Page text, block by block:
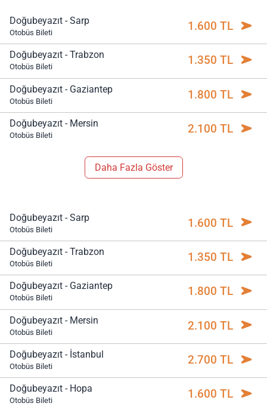
Doğubeyazıt - Sarp
Otobüs Bileti 1.600 TL
Doğubeyazıt - Trabzon
Otobüs Bileti 1.350 TL
Doğubeyazıt - Gaziantep
Otobüs Bileti 1.800 TL
Doğubeyazıt - Mersin
Otobüs Bileti 2.100 TL
Daha Fazla Göster
Doğubeyazıt - Sarp
Otobüs Bileti 1.600 TL
Doğubeyazıt - Trabzon
Otobüs Bileti 1.350 TL
Doğubeyazıt - Gaziantep
Otobüs Bileti 1.800 TL
Doğubeyazıt - Mersin
Otobüs Bileti 2.100 TL
Doğubeyazıt - İstanbul
Otobüs Bileti 2.700 TL
Doğubeyazıt - Hopa
Otobüs Bileti 1.600 TL